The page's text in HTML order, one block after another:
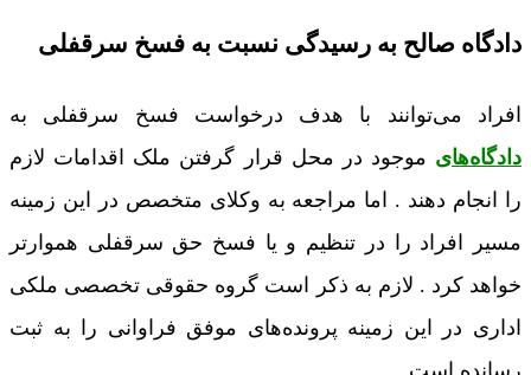
دادگاه صالح به رسیدگی نسبت به فسخ سرقفلی
افراد می‌توانند با هدف درخواست فسخ سرقفلی به
دادگاه‌های موجود در محل قرار گرفتن ملک اقدامات لازم
را انجام دهند . اما مراجعه به وکلای متخصص در این زمینه
مسیر افراد را در تنظیم و یا فسخ حق سرقفلی هموارتر
خواهد کرد . لازم به ذکر است گروه حقوقی تخصصی ملکی
اداری در این زمینه پرونده‌های موفق فراوانی را به ثبت
رسانده است.